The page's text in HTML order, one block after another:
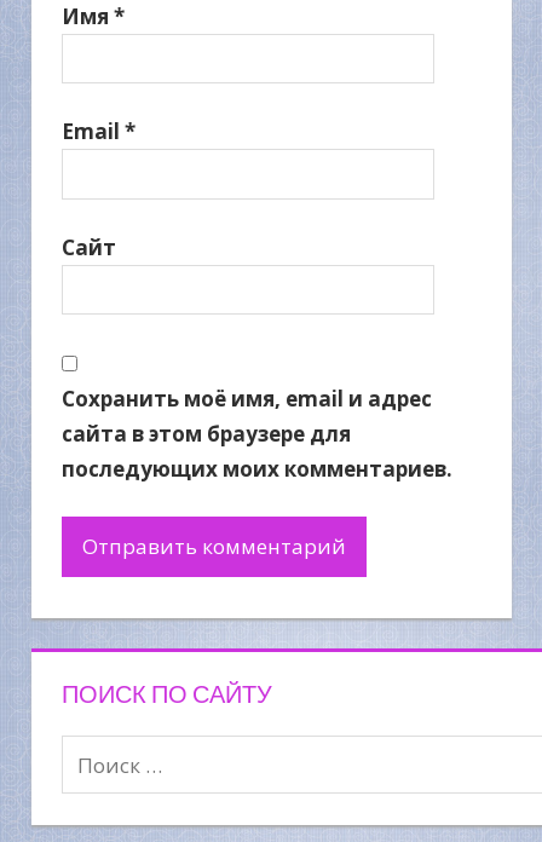
Имя *
Email *
Сайт
Сохранить моё имя, email и адрес
сайта в этом браузере для
последующих моих комментариев.
ПОИСК ПО САЙТУ